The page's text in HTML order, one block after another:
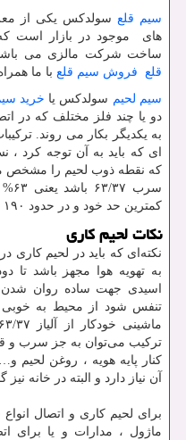
سیم قلع سولدکس یكی از
های موجود در بازار است
ساخت شركت مالزی می
قلع فروش سیم قلع با ما
سیم لحیم سولدکس یا خرید
دو یا چند فلز مختلف که در
به یکدیگر بکار می روند.
ای که باید به آن توجه کرد
که نقطه ذوب لحیم را مشخص
کمترین حد خود و در حدود ۱۹۰ درجه سلسیوس خواهد بود.
نکات لحیم کاری
نکته‌ای که باید در لحیم‌
به تهویه هوا مجهز باشد تا
اسیدی جهت ساده روان شدن
تنفس شود از محیط به خوبی
ترکیب می‌توان به جز سرب و قلع
کنار پایه هویه ، روغن لحیم
آن نیاز دارد و البته در خانه
برای لحیم کاری و اتصال
ماژول ، مدارات و یا برای